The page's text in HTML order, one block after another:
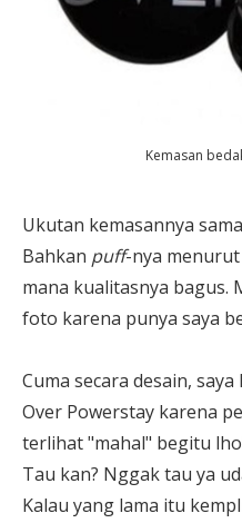
Kemasan
Ukutan kemasannya
Bahkan puff-nya menurut
mana kualitasnya bagus.
foto karena punya saya
Cuma secara desain,
Over Powerstay karena
terlihat "mahal" begitu
Tau kan? Nggak tau ya
Kalau yang lama itu